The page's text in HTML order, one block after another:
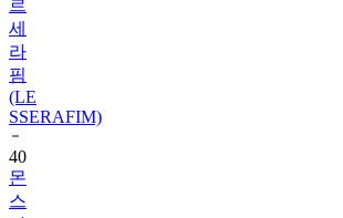
라
핌
(LE
SSERAFIM)
40
몬
스
타
엑